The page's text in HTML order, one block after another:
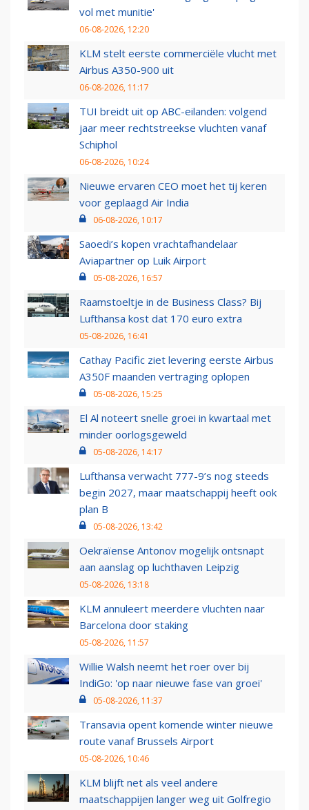
vol met munitie'
06-08-2026, 12:20
KLM stelt eerste commerciële vlucht met
Airbus A350-900 uit
06-08-2026, 11:17
TUI breidt uit op ABC-eilanden: volgend
jaar meer rechtstreekse vluchten vanaf
Schiphol
06-08-2026, 10:24
Nieuwe ervaren CEO moet het tij keren
voor geplaagd Air India
06-08-2026, 10:17
Saoedi’s kopen vrachtafhandelaar
Aviapartner op Luik Airport
05-08-2026, 16:57
Raamstoeltje in de Business Class? Bij
Lufthansa kost dat 170 euro extra
05-08-2026, 16:41
Cathay Pacific ziet levering eerste Airbus
A350F maanden vertraging oplopen
05-08-2026, 15:25
El Al noteert snelle groei in kwartaal met
minder oorlogsgeweld
05-08-2026, 14:17
Lufthansa verwacht 777-9’s nog steeds
begin 2027, maar maatschappij heeft ook
plan B
05-08-2026, 13:42
Oekraïense Antonov mogelijk ontsnapt
aan aanslag op luchthaven Leipzig
05-08-2026, 13:18
KLM annuleert meerdere vluchten naar
Barcelona door staking
05-08-2026, 11:57
Willie Walsh neemt het roer over bij
IndiGo: 'op naar nieuwe fase van groei'
05-08-2026, 11:37
Transavia opent komende winter nieuwe
route vanaf Brussels Airport
05-08-2026, 10:46
KLM blijft net als veel andere
maatschappijen langer weg uit Golfregio